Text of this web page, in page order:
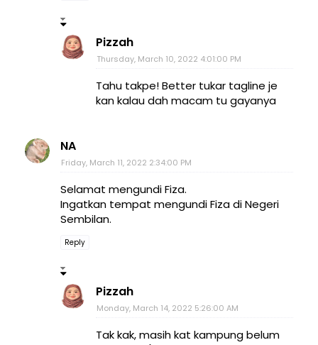
Pizzah
Thursday, March 10, 2022 4:01:00 PM
Tahu takpe! Better tukar tagline je
kan kalau dah macam tu gayanya
NA
Friday, March 11, 2022 2:34:00 PM
Selamat mengundi Fiza.
Ingatkan tempat mengundi Fiza di Negeri
Sembilan.
Reply
Pizzah
Monday, March 14, 2022 5:26:00 AM
Tak kak, masih kat kampung belum